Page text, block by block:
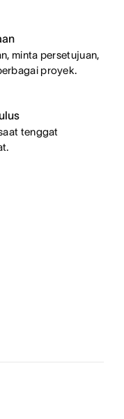
minta persetujuan,
proyek.
tenggat